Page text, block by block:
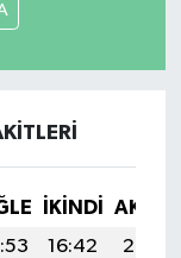
İKINDI
16:42
20:02